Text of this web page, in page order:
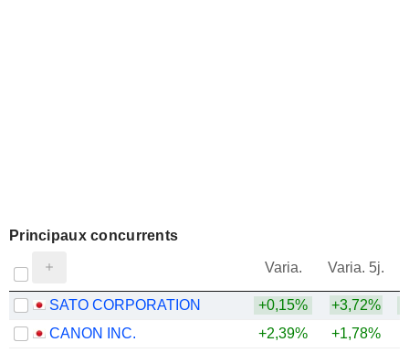
Principaux concurrents
Varia. Varia. 5j.
SATO CORPORATION
+0,15% +3,72%
CANON INC.
+2,39% +1,78%